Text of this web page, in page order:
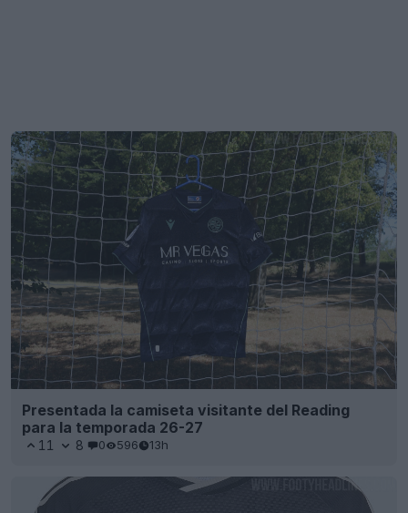
Presentada la camiseta visitante del Reading
para la temporada 26-27
11 8 0 596 13h